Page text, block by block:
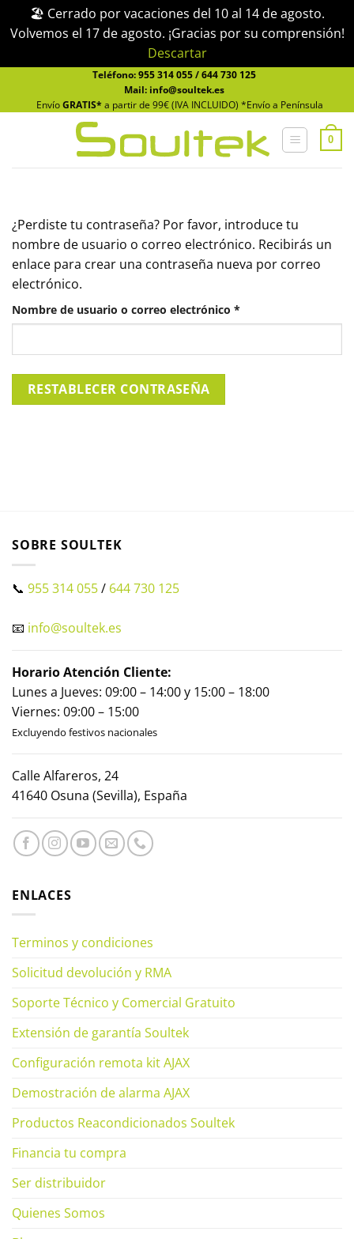
🏖️ Cerrado por vacaciones del 10 al 14 de agosto.
Volvemos el 17 de agosto. ¡Gracias por su comprensión!
Descartar
contenido
Teléfono:955 314 055/644 730 125
Mail: info@soultek.es
EnvíoGRATIS* a partir de 99€ (IVA INCLUIDO) *Envío a Península
0
¿Perdiste tu contraseña? Por favor, introduce tu
nombre de usuario o correo electrónico. Recibirás un
enlace para crear una contraseña nueva por correo
electrónico.
Nombre de usuario o correo electrónico *Obligatorio
RESTABLECER CONTRASEÑA
SOBRE SOULTEK
📞 955 314 055/ 644 730 125
📧 info@soultek.es
Horario Atención Cliente:
Lunes a Jueves: 09:00 – 14:00 y 15:00 – 18:00
Viernes: 09:00 – 15:00
Excluyendo festivos nacionales
Calle Alfareros, 24
41640 Osuna (Sevilla), España
ENLACES
Terminos y condiciones
Solicitud devolución y RMA
Soporte Técnico y Comercial Gratuito
Extensión de garantía Soultek
Configuración remota kit AJAX
Demostración de alarma AJAX
Productos Reacondicionados Soultek
Financia tu compra
Ser distribuidor
Quienes Somos